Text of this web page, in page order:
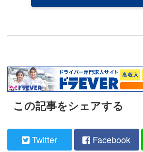
この記事をシェアする
Twitter Facebook